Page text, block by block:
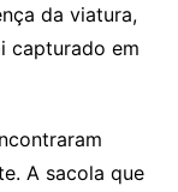
da viatura,
capturado em
A sacola que